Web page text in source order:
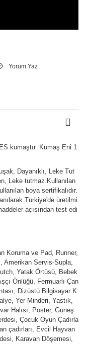
Yorum Yaz
kumaştır. Kumaş Eni 1
Dayanıklı, Leke Tut
Leke tutmaz.Kullanılan
boya sertifikalıdır.
Türkiye'de üretilmi
açısından test edi
Koruma ve Pad, Runner,
Amerikan Servis-Supla,
Yatak Örtüsü, Bebek
Önlüğü, Fermuarlı Çan
Dizüstü Bilgisayar K
Yer Minderi, Yastık,
Halısı, Poster, Güneş
Çocuk Oyun Çadırla
çadırları, Evcil Hayvan
Karavan Döşemesi,